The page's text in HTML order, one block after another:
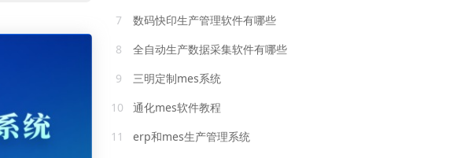
7
数码快印生产管理软件有哪些
8
全自动生产数据采集软件有哪些
9
三明定制mes系统
10
通化mes软件教程
11
erp和mes生产管理系统